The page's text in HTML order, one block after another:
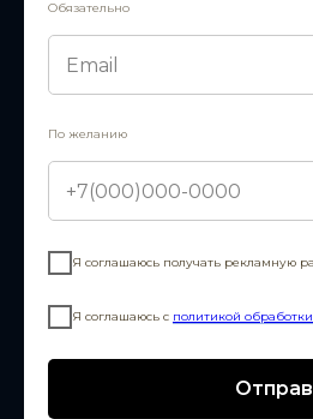
Обязательно
По желанию
Я соглашаюсь получать рекламную
Я соглашаюсь с политикой
Подпишитесь на
Я согласен получать рекламную рассылку
Я согласен с